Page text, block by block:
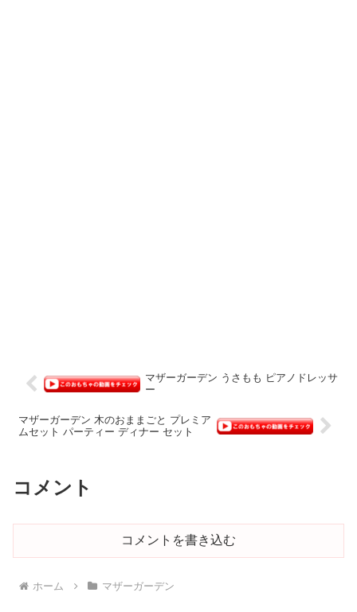
マザーガーデン うさもも ピアノドレッサ
ー
マザーガーデン 木のおままごと プレミア
ムセット パーティー ディナー セット
コメント
コメントを書き込む
ホーム マザーガーデン